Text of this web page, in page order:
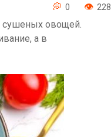
0 228
сушеных овощей.
а в